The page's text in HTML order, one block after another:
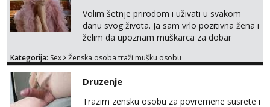
Volim šetnje prirodom i uživati u svakom
danu svog života. Ja sam vrlo pozitivna žena i
želim da upoznam muškarca za dobar
na link ispod i nadji me tamo, cekam te!
Kategorija: Sex Ženska osoba traži mušku osobu
Druzenje
Trazim zensku osobu za povremene susrete i